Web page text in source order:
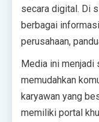
secara digital. Di
berbagai
perusahaan,
Media ini menjadi
memudahkan
karyawan yang
memiliki portal